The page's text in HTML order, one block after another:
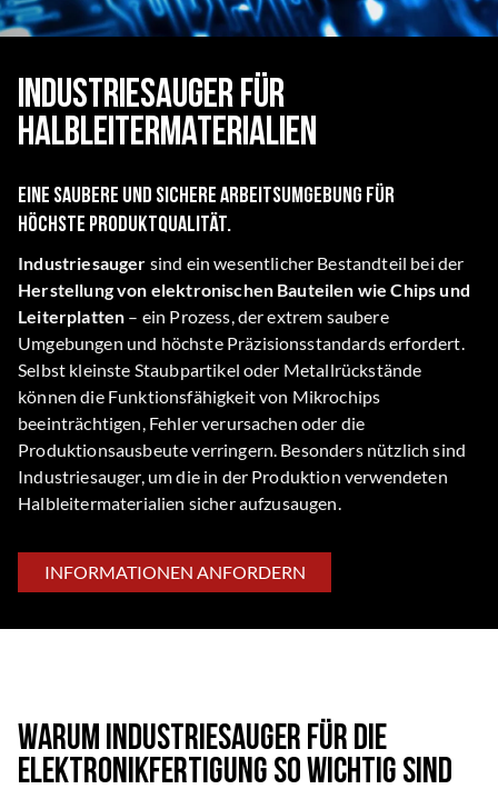
Industriesauger für
Halbleitermaterialien
Eine saubere und sichere Arbeitsumgebung für
höchste Produktqualität.
Industriesauger sind ein wesentlicher Bestandteil bei der
Herstellung von elektronischen Bauteilen wie Chips und
Leiterplatten – ein Prozess, der extrem saubere
Umgebungen und höchste Präzisionsstandards erfordert.
Selbst kleinste Staubpartikel oder Metallrückstände
können die Funktionsfähigkeit von Mikrochips
beeinträchtigen, Fehler verursachen oder die
Produktionsausbeute verringern. Besonders nützlich sind
Industriesauger, um die in der Produktion verwendeten
Halbleitermaterialien sicher aufzusaugen.
INFORMATIONEN ANFORDERN
Warum Industriesauger für die
Elektronikfertigung so wichtig sind